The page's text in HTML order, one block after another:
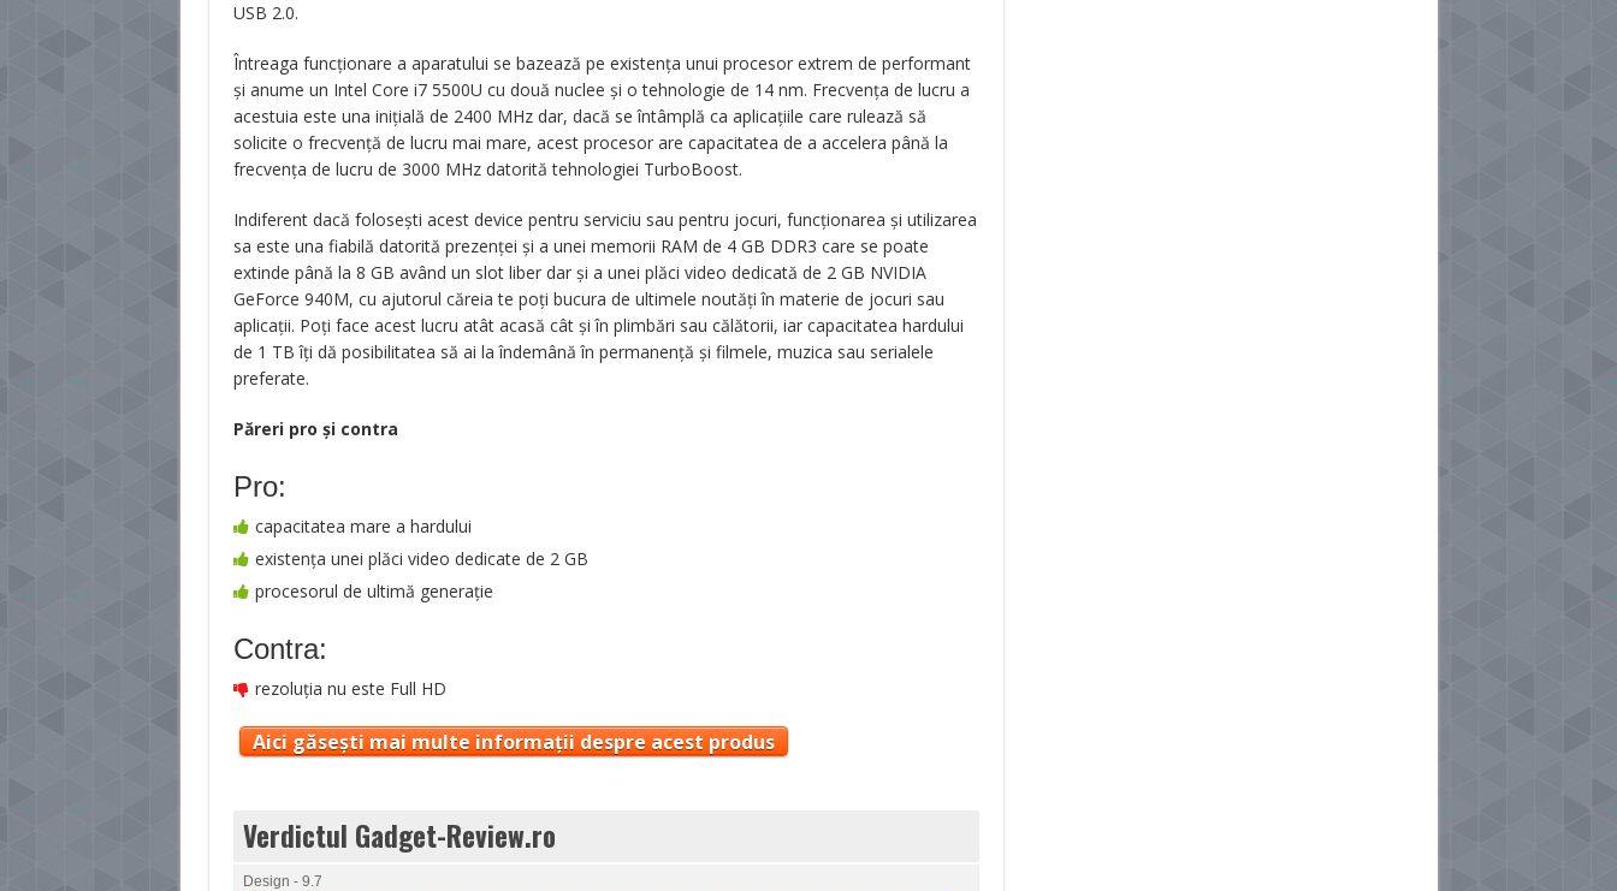
USB 2.0.
Întreaga funcţionare a aparatului se bazează pe existenţa unui procesor extrem de performant
şi anume un Intel Core i7 5500U cu două nuclee şi o tehnologie de 14 nm. Frecvenţa de lucru a
acestuia este una iniţială de 2400 MHz dar, dacă se întâmplă ca aplicaţiile care rulează să
solicite o frecvenţă de lucru mai mare, acest procesor are capacitatea de a accelera până la
frecvenţa de lucru de 3000 MHz datorită tehnologiei TurboBoost.
Indiferent dacă foloseşti acest device pentru serviciu sau pentru jocuri, funcţionarea şi utilizarea
sa este una fiabilă datorită prezenţei şi a unei memorii RAM de 4 GB DDR3 care se poate
extinde până la 8 GB având un slot liber dar şi a unei plăci video dedicată de 2 GB NVIDIA
GeForce 940M, cu ajutorul căreia te poţi bucura de ultimele noutăţi în materie de jocuri sau
aplicaţii. Poţi face acest lucru atât acasă cât şi în plimbări sau călătorii, iar capacitatea hardului
de 1 TB îţi dă posibilitatea să ai la îndemână în permanenţă şi filmele, muzica sau serialele
preferate.
Păreri pro şi contra
Pro:
capacitatea mare a hardului
existenţa unei plăci video dedicate de 2 GB
procesorul de ultimă generaţie
Contra:
rezoluția nu este Full HD
Aici găsești mai multe informații despre acest produs
Verdictul Gadget-Review.ro
Design - 9.7